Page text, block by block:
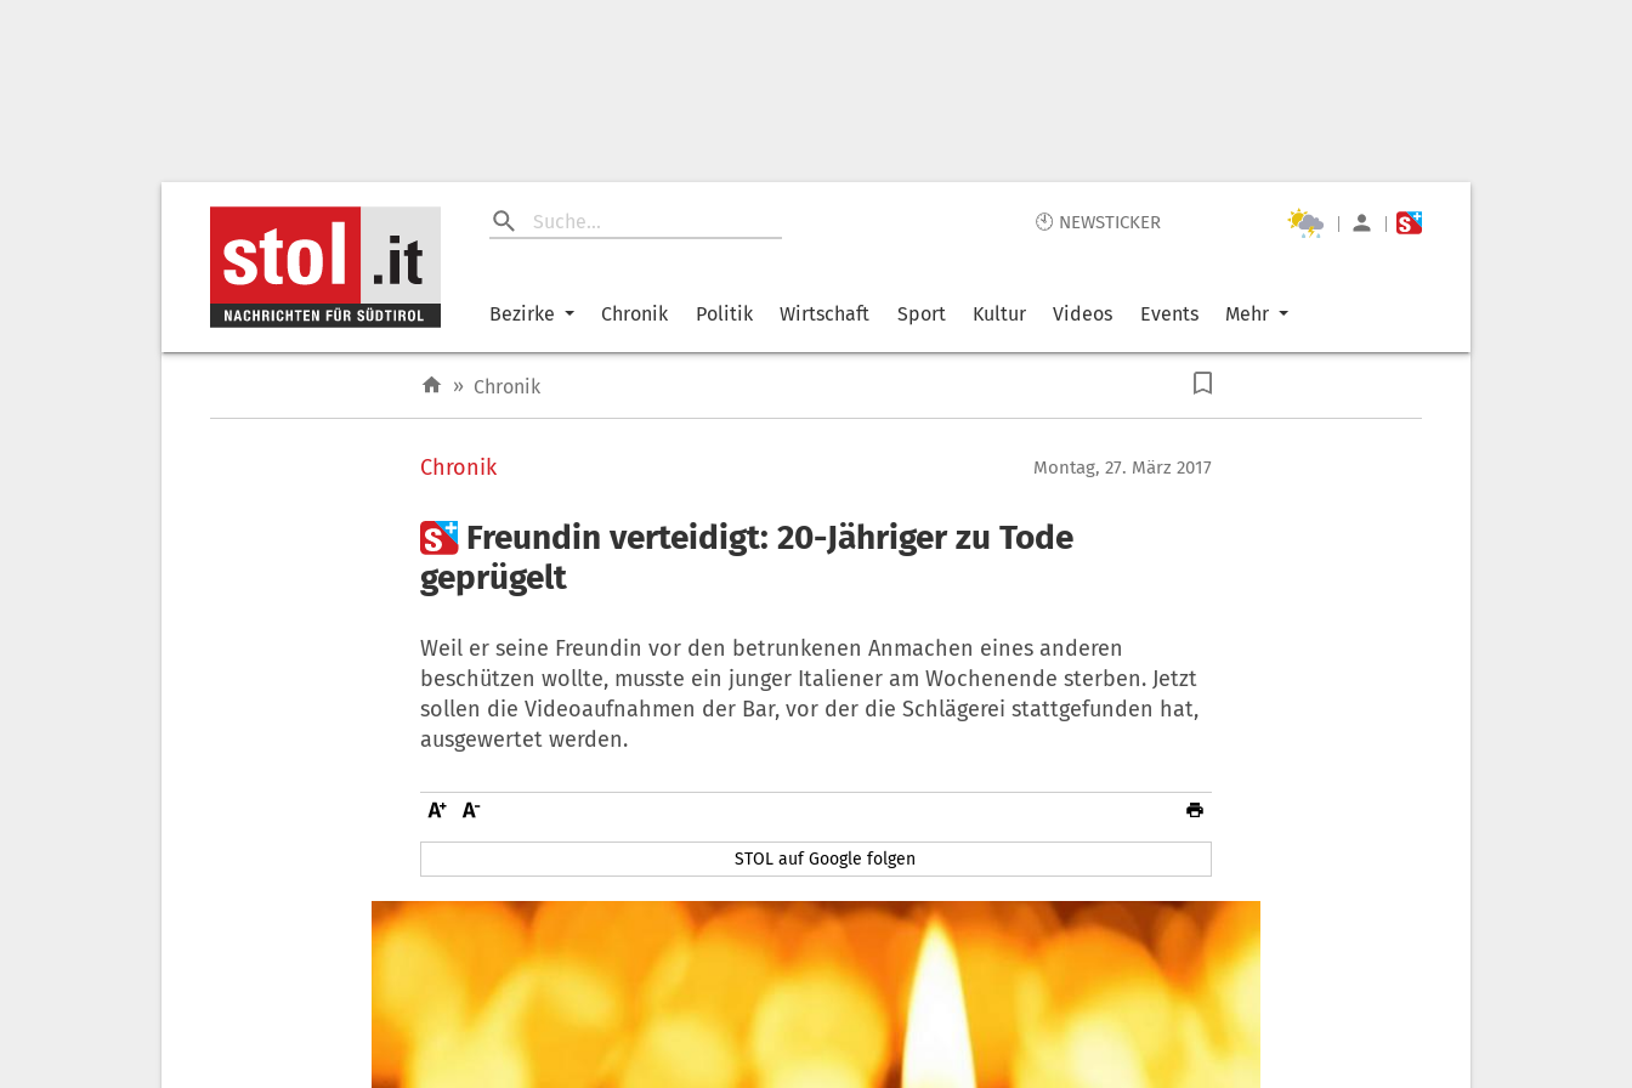
🕙 NEWSTICKER | |
Bezirke Chronik Politik Wirtschaft Sport Kultur Videos Events Mehr
» Chronik
Chronik Montag, 27. März 2017
 Freundin verteidigt: 20-Jähriger zu Tode
geprügelt
Weil er seine Freundin vor den betrunkenen Anmachen eines anderen
beschützen wollte, musste ein junger Italiener am Wochenende sterben. Jetzt
sollen die Videoaufnahmen der Bar, vor der die Schlägerei stattgefunden hat,
ausgewertet werden.
STOL auf Google folgen